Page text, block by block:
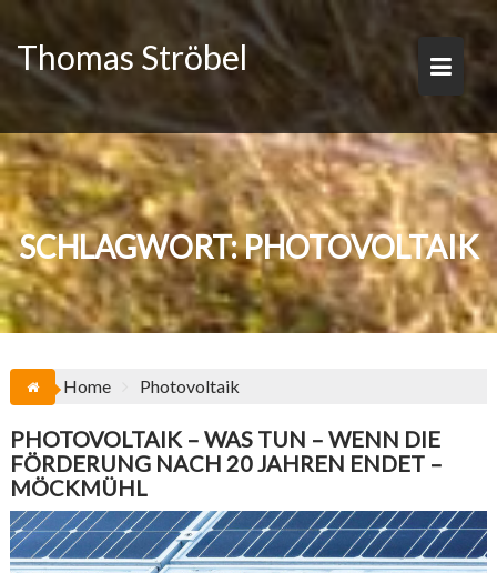
Skip
content
Thomas Ströbel
SCHLAGWORT:PHOTOVOLTAIK
Home Photovoltaik
PHOTOVOLTAIK – WAS TUN – WENN DIE
FÖRDERUNG NACH 20 JAHREN ENDET –
MÖCKMÜHL